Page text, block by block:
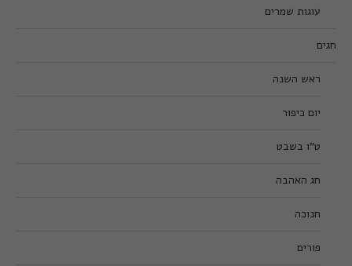
עוגות שמרים
חגים
ראש השנה
יום כיפור
ט”ו בשבט
חג האהבה
חנוכה
פורים